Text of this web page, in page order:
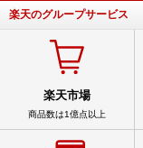
楽天のグループサービス
楽天市場
商品数は1億点以上